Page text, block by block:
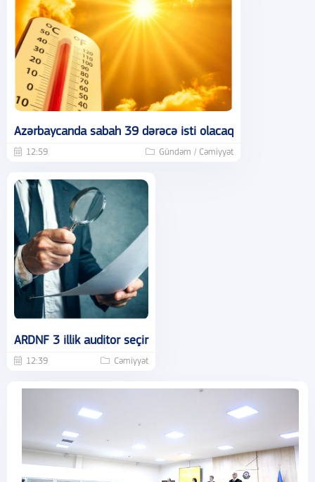
Azərbaycanda sabah 39 dərəcə isti olacaq
12:59 Gündəm / Cəmiyyət
ARDNF 3 illik auditor seçir
12:39 Cəmiyyət